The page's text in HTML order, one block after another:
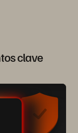
clave